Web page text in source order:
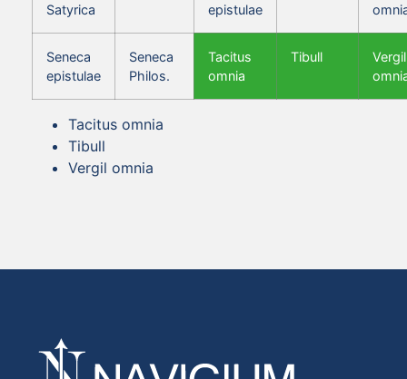
Satyrica
epistulae
Seneca
epistulae
Seneca
Philos.
Tacitus
omnia
Tibull
Vergil
Tacitus omnia
Tibull
Vergil omnia